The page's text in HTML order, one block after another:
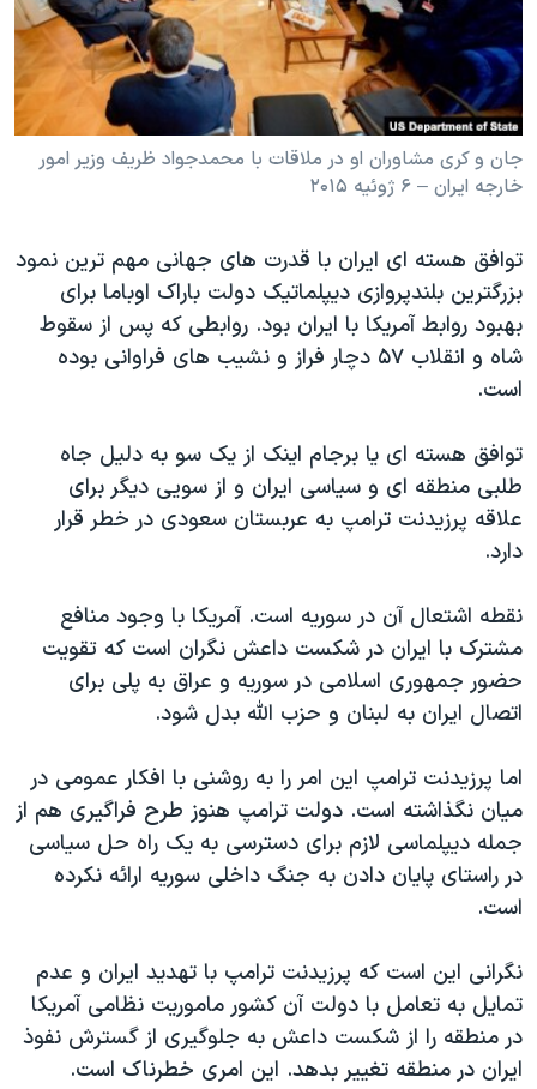
فرهنگ و زندگی
حقوق شهروندی
اقتصادی
علم و فناوری
اسرائیل در جنگ
آرشیو پخش زنده
مستندها
انتخابات ریاست جمهوری آمریکا ۲۰۲۴
حمله جمهوری اسلامی به اسرائیل
رمز مهسا
ورزش زنان در ایران
مجموعه مستندهای دادخواهی
تریبونال مردمی آبان ۹۸
دادگاه حمید نوری
قانون شفافیت دارائی کادر رهبری ایران
اعتراضات مردمی آبان ۹۸
همایش محافظه‌کاران آمریکا «سی‌پک»
سفر پرزیدنت ترامپ به چین
دنبال کنید
زبانهای مختلف
جان و کری مشاوران او در ملاقات با محمدجواد ظریف وزیر امور
خارجه ایران – ۶ ژوئیه ۲۰۱۵
توافق هسته ای ایران با قدرت های جهانی مهم ترین نمود
بزرگترین بلندپروازی دیپلماتیک دولت باراک اوباما برای
بهبود روابط آمریکا با ایران بود. روابطی که پس از سقوط
شاه و انقلاب ۵۷ دچار فراز و نشیب های فراوانی بوده
است.
توافق هسته ای یا برجام اینک از یک سو به دلیل جاه
طلبی منطقه ای و سیاسی ایران و از سویی دیگر برای
علاقه پرزیدنت ترامپ به عربستان سعودی در خطر قرار
دارد.
نقطه اشتعال آن در سوریه است. آمریکا با وجود منافع
مشترک با ایران در شکست داعش نگران است که تقویت
حضور جمهوری اسلامی در سوریه و عراق به پلی برای
اتصال ایران به لبنان و حزب الله بدل شود.
اما پرزیدنت ترامپ این امر را به روشنی با افکار عمومی در
میان نگذاشته است. دولت ترامپ هنوز طرح فراگیری هم از
جمله دیپلماسی لازم برای دسترسی به یک راه حل سیاسی
در راستای پایان دادن به جنگ داخلی سوریه ارائه نکرده
است.
نگرانی این است که پرزیدنت ترامپ با تهدید ایران و عدم
تمایل به تعامل با دولت آن کشور ماموریت نظامی آمریکا
در منطقه را از شکست داعش به جلوگیری از گسترش نفوذ
ایران در منطقه تغییر بدهد. این امری خطرناک است.